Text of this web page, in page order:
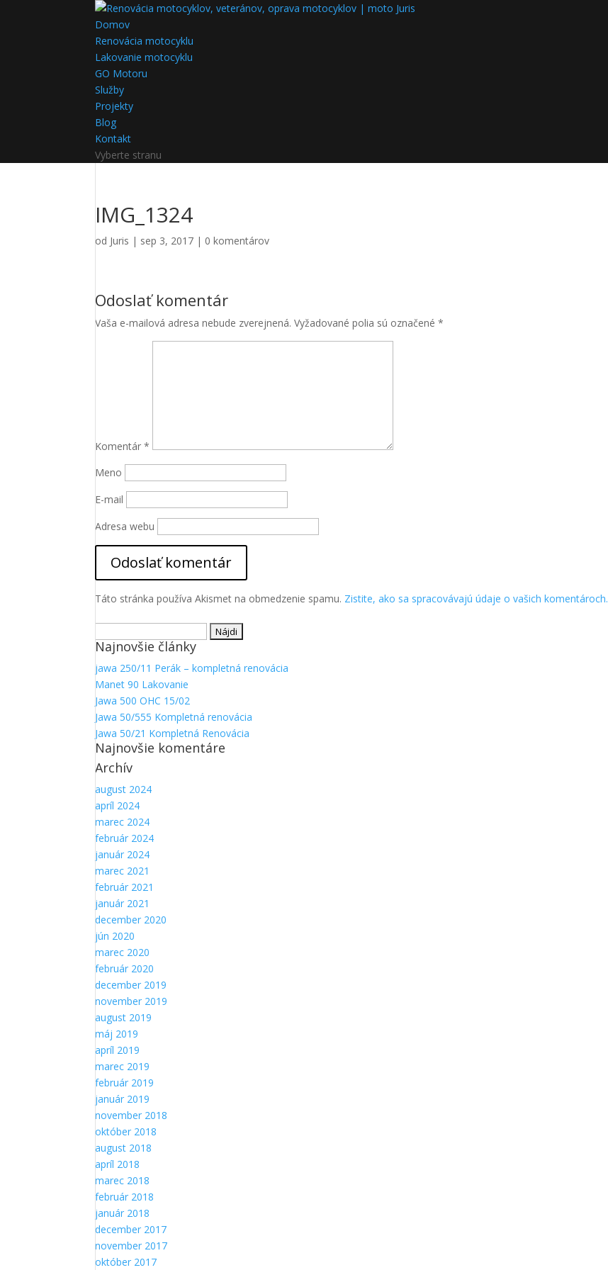
Domov
Renovácia motocyklu
Lakovanie motocyklu
GO Motoru
Služby
Projekty
Blog
Kontakt
Vyberte stranu
IMG_1324
od Juris | sep 3, 2017 | 0 komentárov
Odoslať komentár
Vaša e-mailová adresa nebude zverejnená. Vyžadované polia sú označené*
Komentár*
Meno
E-mail
Adresa webu
Táto stránka používa Akismet na obmedzenie spamu. Zistite, ako sa spracovávajú údaje o vašich komentároch.
Najnovšie články
jawa 250/11 Perák – kompletná renovácia
Manet 90 Lakovanie
Jawa 500 OHC 15/02
Jawa 50/555 Kompletná renovácia
Jawa 50/21 Kompletná Renovácia
Najnovšie komentáre
Archív
august 2024
apríl 2024
marec 2024
február 2024
január 2024
marec 2021
február 2021
január 2021
december 2020
jún 2020
marec 2020
február 2020
december 2019
november 2019
august 2019
máj 2019
apríl 2019
marec 2019
február 2019
január 2019
november 2018
október 2018
august 2018
apríl 2018
marec 2018
február 2018
január 2018
december 2017
november 2017
október 2017